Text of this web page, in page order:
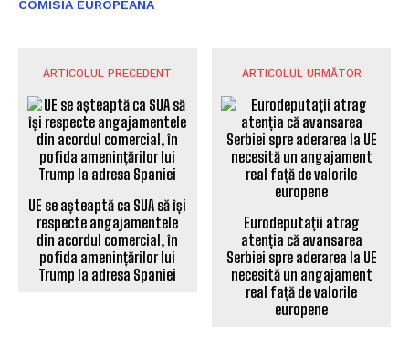
COMISIA EUROPEANA
ARTICOLUL PRECEDENT
UE se așteaptă ca SUA să își
respecte angajamentele
din acordul comercial, în
pofida amenințărilor lui
Trump la adresa Spaniei
ARTICOLUL URMĂTOR
Eurodeputații atrag
atenția că avansarea
Serbiei spre aderarea la UE
necesită un angajament
real față de valorile
europene